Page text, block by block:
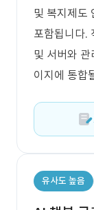
및 복지제도
포함됩니다.
및 서버와 관
이지에 통합
유사도 높음